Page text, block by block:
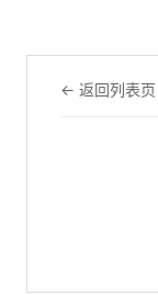
← 返回列表页